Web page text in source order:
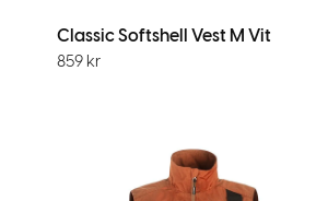
Classic Softshell Vest M Vit
859 kr